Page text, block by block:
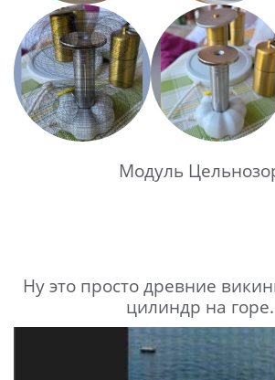
Модуль
Ну это просто древние
цилиндр на